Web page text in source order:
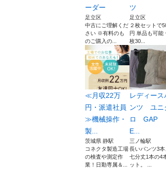
ーダー
足立区
中古にご理解くだ
さい ※有料のも
のご購入の...
ツ
足立区
２枚セットで
円 単品も可能
枚30...
≪月収22万
円・派遣社員
≫機械操作・
製...
茨城県 静駅
コネクタ製造工場
の検査や測定作
業！日勤専属＆...
レディース
ンツ ユニ
ロ GAP
E...
三ノ輪駅
長いパンツ3本
七分丈1本の4
ット。 ...